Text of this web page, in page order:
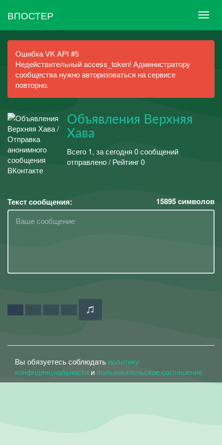
ВПОСТЕР
Ошибка VK API #5
Недействительный access_token! Администратору
сообщества нужно авторизоваться на сервисе
повторно.
Объявления Верхняя
Хава
Всего 1, за сегодня 0 сообщений
отправлено / Рейтинг 0
Текст сообщения: 15895символов
Вы обязуетесь соблюдать политику
конфиденциальности и пользовательское соглашение